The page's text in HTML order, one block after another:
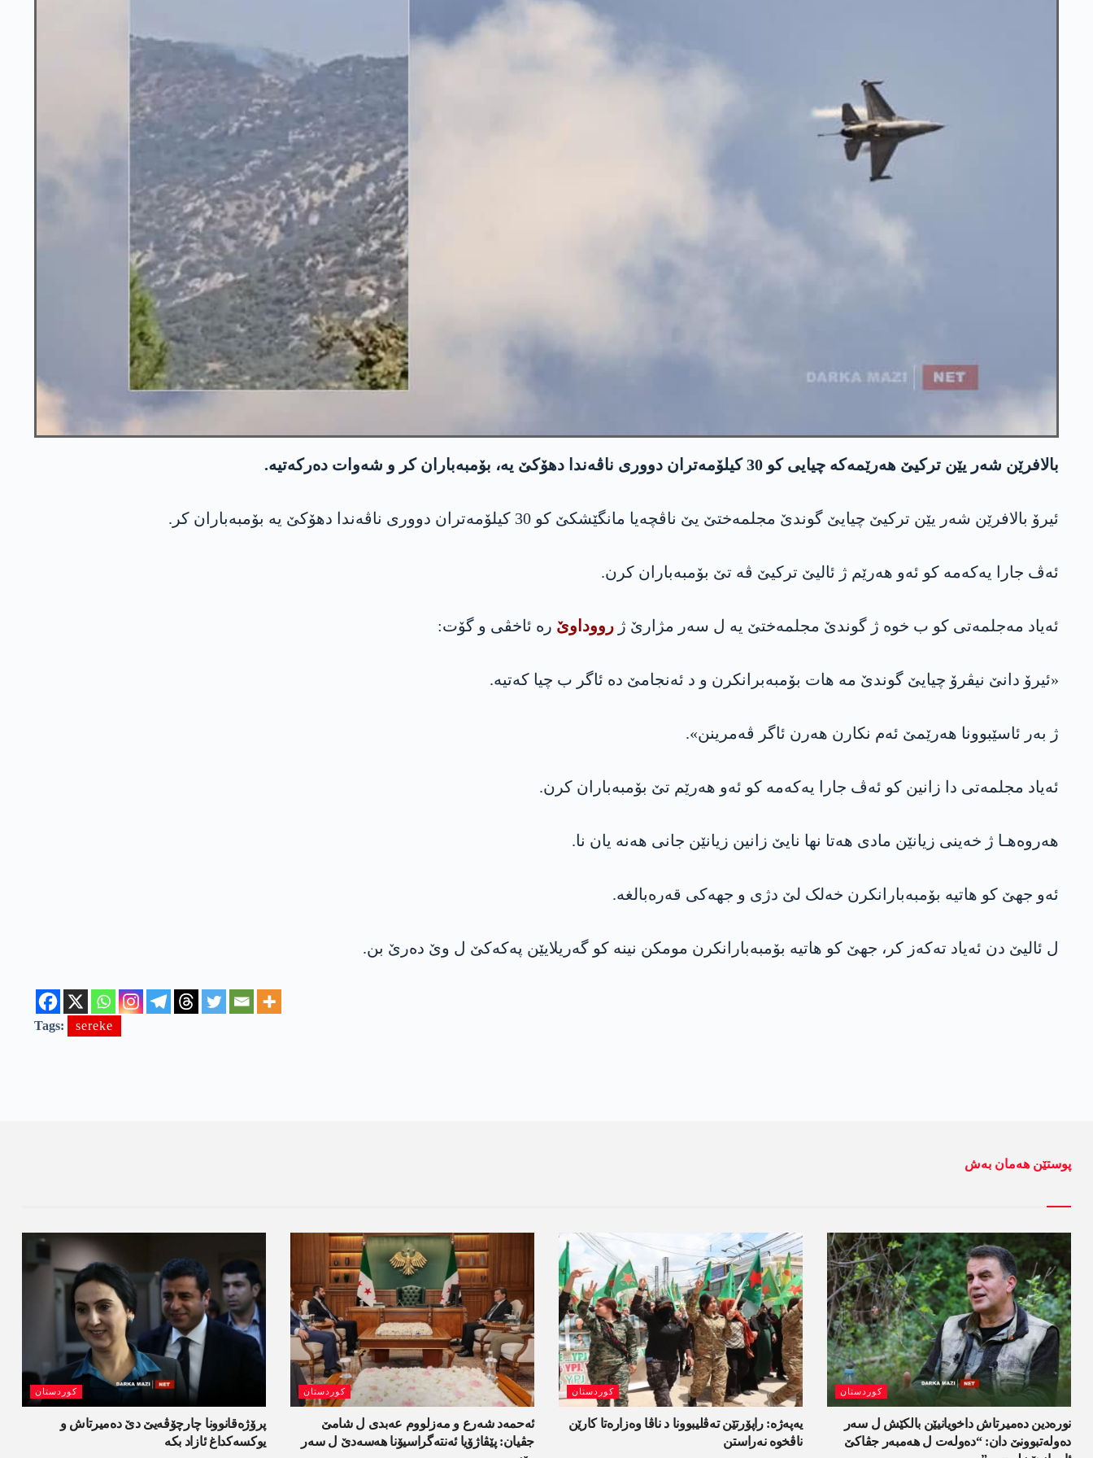
بالافرێن شەر یێن ترکیێ هەرێمەکە چیایی کو 30 کیلۆمەتران دووری ناڤەندا دهۆکێ یه‌، بۆمبەباران کر و شەوات دەرکەتیە.
ئیرۆ بالافرێن شەر یێن ترکیێ چیایێ گوندێ مجلمەختێ یێ ناڤچەیا مانگێشکێ کو 30 کیلۆمەتران دووری ناڤەندا دهۆکێ یه‌ بۆمبەباران کر.
ئەڤ جارا یەکەمە کو ئەو هەرێم ژ ئالیێ ترکیێ ڤە تێ بۆمبەباران کرن.
ئەیاد مەجلمەتی کو ب خوە ژ گوندێ مجلمەختێ یە ل سەر مژارێ ژ رووداوێ رە ئاخڤی و گۆت:
«ئیرۆ دانێ نیڤرۆ چیایێ گوندێ مە هات بۆمبەبرانکرن و د ئەنجامێ دە ئاگر ب چیا کەتیە.
ژ بەر ئاسێبوونا هەرێمێ ئەم نکارن هەرن ئاگر ڤەمرینن».
ئەیاد مجلمەتی دا زانین کو ئەڤ جارا یەکەمە کو ئەو هەرێم تێ بۆمبەباران کرن.
هەروه‌هـا ژ خەینی زیانێن مادی هەتا نها نایێ زانین زیانێن جانی هەنە یان نا.
ئەو جهێ کو هاتیە بۆمبەبارانکرن خەلک لێ دژی و جهەکی قەرەبالغە.
ل ئالیێ دن ئەیاد تەکەز کر، جهێ کو هاتیە بۆمبەبارانکرن مومكن نینە کو گەریلایێن په‌كه‌كێ ل وێ دەرێ بن.
Tags: sereke
پوستێن ھەمان بەش
کوردستان
پرۆژەقانوونا چارچۆڤەیێ دێ دەمیرتاش و
یوکسەکداغ ئازاد بکە
کوردستان
ئەحمەد شەرع و مەزلووم عەبدی ل شامێ
جڤیان: پێڤاژۆیا ئەنتەگراسیۆنا ھەسەدێ ل سەر
کوردستان
یەپەژە: راپۆرتێن تەڤلیبوونا د ناڤا وەزارەتا کارێن
ناڤخوە نەراستن
کوردستان
نورەدین دەمیرتاش داخویانیێن بالکێش ل سەر
دەولەتبوونێ دان: “دەولەت ل ھەمبەر جڤاکێ